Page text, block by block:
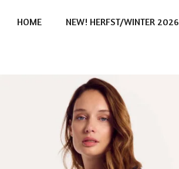
HOME NEW! HERFST/WINTER 2026